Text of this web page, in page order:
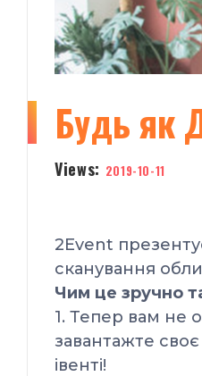
Будь як
Views: 2019-10-11
2Event
сканування
Чим це зручно
1. Тепер вам не
завантажте
івенті!